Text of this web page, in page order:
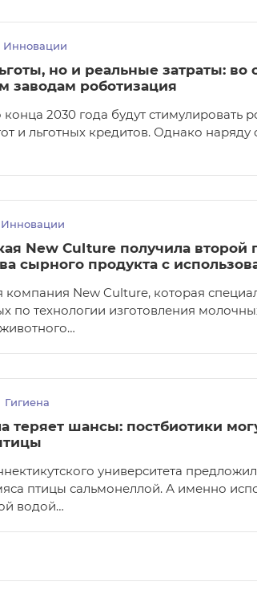
Инновации
но и реальные затраты: во
заводам роботизация
2030 года будут стимулировать
и льготных кредитов. Однако
Инновации
New Culture получила второй
сырного продукта с
New Culture, которая
по технологии изготовления
Гигиена
теряет шансы: постбиотики
университета
птицы сальмонеллой. А именно
водой…